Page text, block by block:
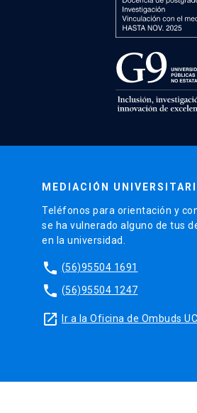
MEDIACIÓN
Teléfonos para orientación y
se ha vulnerado alguno de tus
en la universidad.
phone (56)95504 1691
phone (56)95504 1247
launch Ir a la Oficina de Ombuds UC